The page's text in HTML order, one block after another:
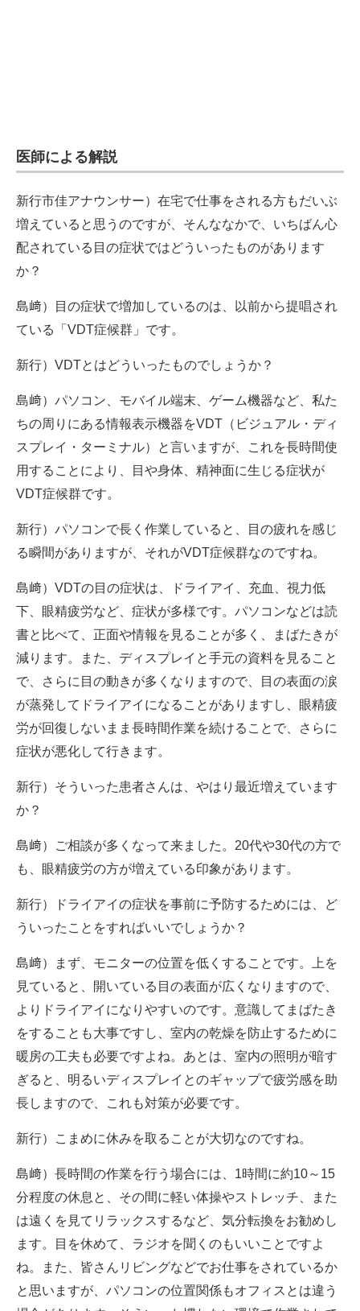
ちょっと気になるネットの話題
医師による解説
新行市佳アナウンサー）在宅で仕事をされる方もだいぶ
増えていると思うのですが、そんななかで、いちばん心
配されている目の症状ではどういったものがあります
か？
島﨑）目の症状で増加しているのは、以前から提唱され
ている「VDT症候群」です。
新行）VDTとはどういったものでしょうか？
島﨑）パソコン、モバイル端末、ゲーム機器など、私た
ちの周りにある情報表示機器をVDT（ビジュアル・ディ
スプレイ・ターミナル）と言いますが、これを長時間使
用することにより、目や身体、精神面に生じる症状が
VDT症候群です。
新行）パソコンで長く作業していると、目の疲れを感じ
る瞬間がありますが、それがVDT症候群なのですね。
島﨑）VDTの目の症状は、ドライアイ、充血、視力低
下、眼精疲労など、症状が多様です。パソコンなどは読
書と比べて、正面や情報を見ることが多く、まばたきが
減ります。また、ディスプレイと手元の資料を見ること
で、さらに目の動きが多くなりますので、目の表面の涙
が蒸発してドライアイになることがありますし、眼精疲
労が回復しないまま長時間作業を続けることで、さらに
症状が悪化して行きます。
新行）そういった患者さんは、やはり最近増えています
か？
島﨑）ご相談が多くなって来ました。20代や30代の方で
も、眼精疲労の方が増えている印象があります。
新行）ドライアイの症状を事前に予防するためには、ど
ういったことをすればいいでしょうか？
島﨑）まず、モニターの位置を低くすることです。上を
見ていると、開いている目の表面が広くなりますので、
よりドライアイになりやすいのです。意識してまばたき
をすることも大事ですし、室内の乾燥を防止するために
暖房の工夫も必要ですよね。あとは、室内の照明が暗す
ぎると、明るいディスプレイとのギャップで疲労感を助
長しますので、これも対策が必要です。
新行）こまめに休みを取ることが大切なのですね。
島﨑）長時間の作業を行う場合には、1時間に約10～15
分程度の休息と、その間に軽い体操やストレッチ、また
は遠くを見てリラックスするなど、気分転換をお勧めし
ます。目を休めて、ラジオを聞くのもいいことですよ
ね。また、皆さんリビングなどでお仕事をされているか
と思いますが、パソコンの位置関係もオフィスとは違う